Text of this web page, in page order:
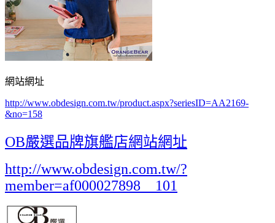
網站網址
http://www.obdesign.com.tw/product.aspx?seriesID=AA2169-
&no=158
OB嚴選品牌旗艦店網站網址
http://www.obdesign.com.tw/?
member=af000027898__101